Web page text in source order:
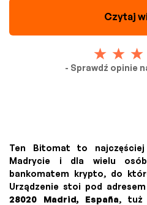
Czytaj
- Sprawdź opinie
Ten Bitomat to
Madrycie i dla wielu
bankomatem krypto, do
Urządzenie stoi pod adresem
28020 Madrid, España, tuż